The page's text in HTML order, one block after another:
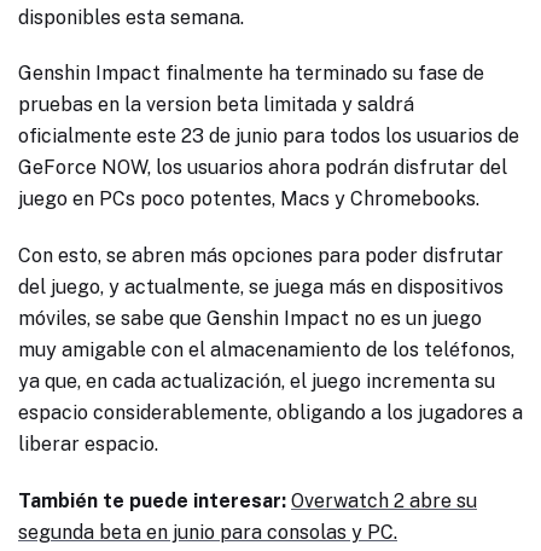
disponibles esta semana.
Genshin Impact finalmente ha terminado su fase de
pruebas en la version beta limitada y saldrá
oficialmente este 23 de junio para todos los usuarios de
GeForce NOW, los usuarios ahora podrán disfrutar del
juego en PCs poco potentes, Macs y Chromebooks.
Con esto, se abren más opciones para poder disfrutar
del juego, y actualmente, se juega más en dispositivos
móviles, se sabe que Genshin Impact no es un juego
muy amigable con el almacenamiento de los teléfonos,
ya que, en cada actualización, el juego incrementa su
espacio considerablemente, obligando a los jugadores a
liberar espacio.
También te puede interesar: Overwatch 2 abre su
segunda beta en junio para consolas y PC.